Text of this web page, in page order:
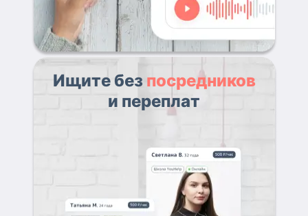
Ищите без посредников
и переплат